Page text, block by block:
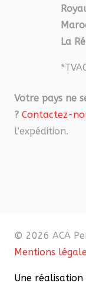
La
Votre pays ne
? Contactez-
l’expédition.
© 2026 ACA
Mentions
Une réalisation